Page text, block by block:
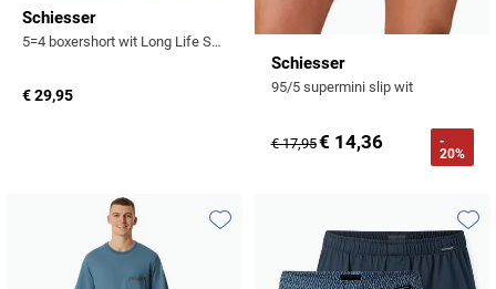
Schiesser
5=4 boxershort wit Long Life Soft
€ 29,95
Schiesser
95/5 supermini slip wit
€ 17,95€ 14,36
-
20%
Toevoegen aan favorieten